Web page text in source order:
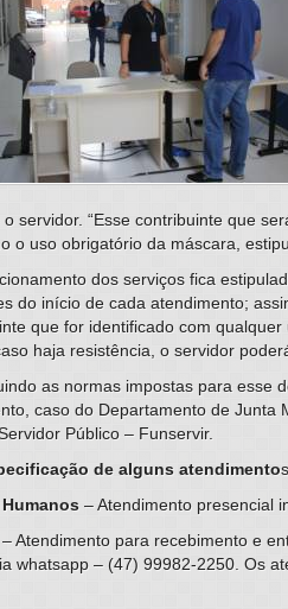
servidor. “Esse contribuinte que
o uso obrigatório da máscara,
dos serviços fica
do início de cada atendimento;
que for identificado com
haja resistência, o servidor
as normas impostas para esse
caso do Departamento de Junta
Público – Funservir.
de alguns atendimento
– Atendimento presencial
Atendimento para recebimento e
whatsapp – (47) 99982-2250. Os